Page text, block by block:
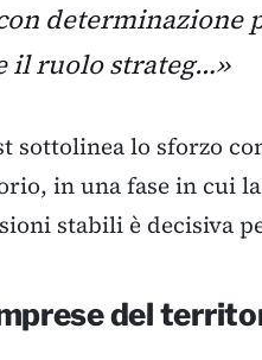
determinazione
il ruolo strateg…»
sottolinea lo sforzo
in una fase in cui
stabili è decisiva
del